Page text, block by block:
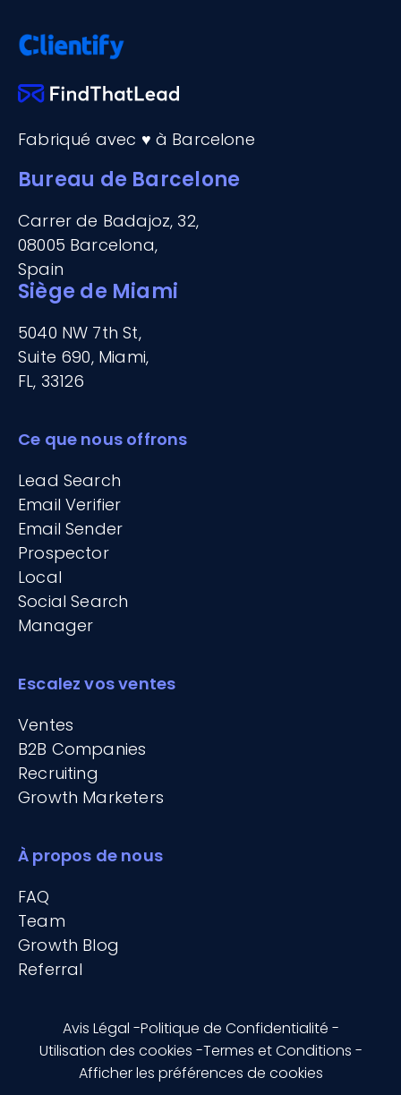
Fabriqué avec ♥ à Barcelone
Bureau de Barcelone
Carrer de Badajoz, 32,
08005 Barcelona,
Spain
Siège de Miami
5040 NW 7th St,
Suite 690, Miami,
FL, 33126
Ce que nous offrons
Lead Search
Email Verifier
Email Sender
Prospector
Local
Social Search
Manager
Escalez vos ventes
Ventes
B2B Companies
Recruiting
Growth Marketers
À propos de nous
FAQ
Team
Growth Blog
Referral
Avis Légal -Politique de Confidentialité -
Utilisation des cookies -Termes et Conditions -
Afficher les préférences de cookies